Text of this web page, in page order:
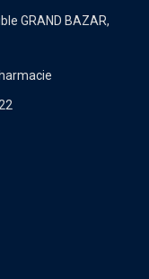
GRAND BAZAR,